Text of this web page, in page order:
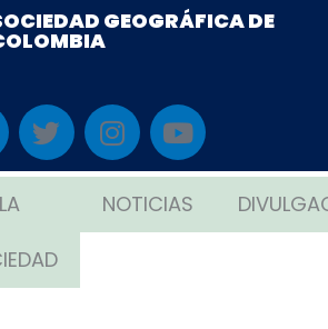
GEOGRÁFICA DE
T
w
i
e
r
I
n
s
t
a
Y
o
u
t
u
LA
NOTICIAS